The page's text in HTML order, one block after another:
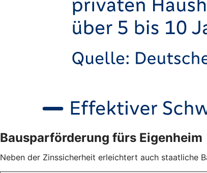
Bausparförderung fürs Eigenheim
Neben der Zinssicherheit erleichtert auch staatliche